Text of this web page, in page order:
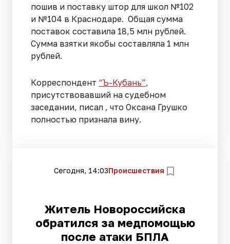
пошив и поставку штор для школ №102
и №104 в Краснодаре. Общая сумма
поставок составила 18,5 млн рублей.
Сумма взятки якобы составляла 1 млн
рублей.
Корреспондент “Ъ-Кубань”,
присутствовавший на судебном
заседании, писал , что Оксана Грушко
полностью признала вину.
Сегодня, 14:03Происшествия
Житель Новороссийска
обратился за медпомощью
после атаки БПЛА